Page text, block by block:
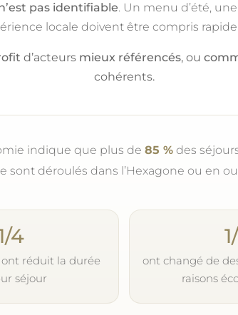
pas identifiable. Un menu d’été,
locale doivent être compris
d’acteurs mieux référencés, ou
cohérents.
indique que plus de 85 %des
sont déroulés dans l’Hexagone ou en
4
ont réduit la durée
séjour
ont changé de
raisons